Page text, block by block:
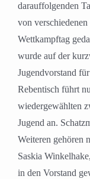
darauffolgenden
von
Wettkampftag
wurde auf der
Jugendvorstand
Rebentisch führt
wiedergewählten
Jugend an.
Weiteren gehören
Saskia
in den Vorstand